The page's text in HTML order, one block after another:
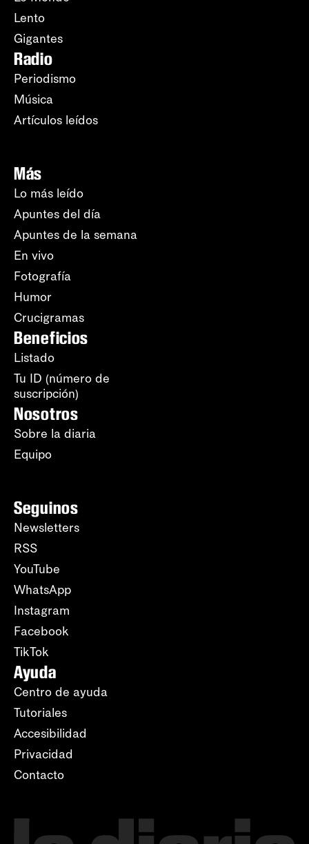
Lento
Gigantes
Radio
Periodismo
Música
Artículos leídos
Más
Lo más leído
Apuntes del día
Apuntes de la semana
En vivo
Fotografía
Humor
Crucigramas
Beneficios
Listado
Tu ID (número de
suscripción)
Nosotros
Sobre la diaria
Equipo
Seguinos
Newsletters
RSS
YouTube
WhatsApp
Instagram
Facebook
TikTok
Ayuda
Centro de ayuda
Tutoriales
Accesibilidad
Privacidad
Contacto